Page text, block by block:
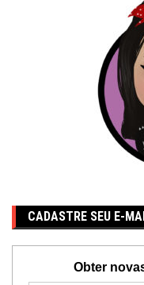
CADASTRE SEU E-
Obter